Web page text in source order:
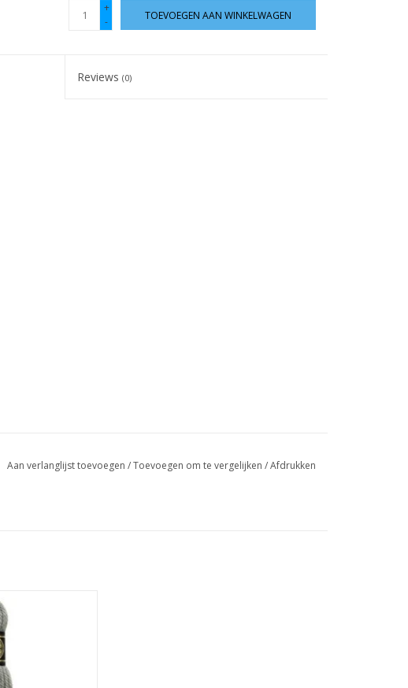
+
-
TOEVOEGEN AAN WINKELWAGEN
Reviews(0)
Aan verlanglijst toevoegen /Toevoegen om te vergelijken /Afdrukken
wool 7039